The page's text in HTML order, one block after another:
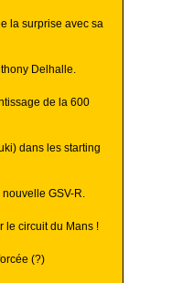
la surprise avec sa
Delhalle.
de la 600
dans les starting
GSV-R.
le circuit du Mans !
(?)